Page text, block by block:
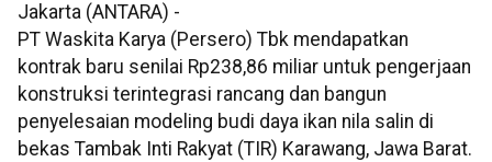
Jakarta (ANTARA) -
PT Waskita Karya (Persero) Tbk mendapatkan
kontrak baru senilai Rp238,86 miliar untuk pengerjaan
konstruksi terintegrasi rancang dan bangun
penyelesaian modeling budi daya ikan nila salin di
bekas Tambak Inti Rakyat (TIR) Karawang, Jawa Barat.